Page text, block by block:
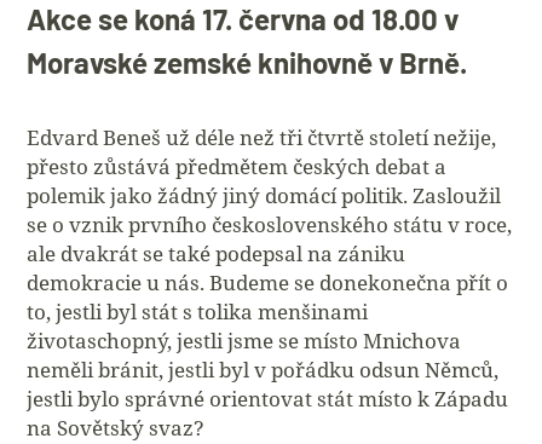
Akce se koná 17. června od 18.00 v
Moravské zemské knihovně v Brně.
Edvard Beneš už déle než tři čtvrtě století nežije,
přesto zůstává předmětem českých debat a
polemik jako žádný jiný domácí politik. Zasloužil
se o vznik prvního československého státu v roce,
ale dvakrát se také podepsal na zániku
demokracie u nás. Budeme se donekonečna přít o
to, jestli byl stát s tolika menšinami
životaschopný, jestli jsme se místo Mnichova
neměli bránit, jestli byl v pořádku odsun Němců,
jestli bylo správné orientovat stát místo k Západu
na Sovětský svaz?